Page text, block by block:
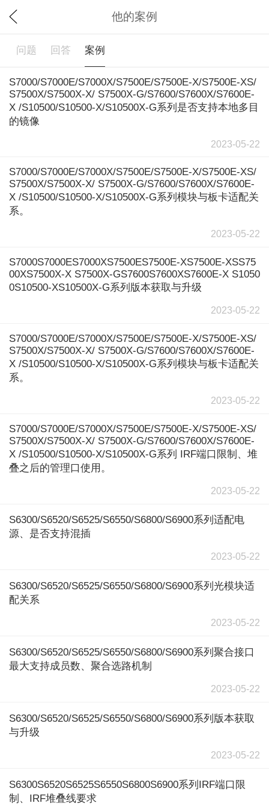
他的案例
问题 回答 案例
S7000/S7000E/S7000X/S7500E/S7500E-X/S7500E-XS/
S7500X/S7500X-X/ S7500X-G/S7600/S7600X/S7600E-
X /S10500/S10500-X/S10500X-G系列是否支持本地多目
的镜像
2023-05-22
S7000/S7000E/S7000X/S7500E/S7500E-X/S7500E-XS/
S7500X/S7500X-X/ S7500X-G/S7600/S7600X/S7600E-
X /S10500/S10500-X/S10500X-G系列模块与板卡适配关
系。
2023-05-22
S7000S7000ES7000XS7500ES7500E-XS7500E-XSS75
00XS7500X-X S7500X-GS7600S7600XS7600E-X S1050
0S10500-XS10500X-G系列版本获取与升级
2023-05-22
S7000/S7000E/S7000X/S7500E/S7500E-X/S7500E-XS/
S7500X/S7500X-X/ S7500X-G/S7600/S7600X/S7600E-
X /S10500/S10500-X/S10500X-G系列模块与板卡适配关
系。
2023-05-22
S7000/S7000E/S7000X/S7500E/S7500E-X/S7500E-XS/
S7500X/S7500X-X/ S7500X-G/S7600/S7600X/S7600E-
X /S10500/S10500-X/S10500X-G系列 IRF端口限制、堆
叠之后的管理口使用。
2023-05-22
S6300/S6520/S6525/S6550/S6800/S6900系列适配电
源、是否支持混插
2023-05-22
S6300/S6520/S6525/S6550/S6800/S6900系列光模块适
配关系
2023-05-22
S6300/S6520/S6525/S6550/S6800/S6900系列聚合接口
最大支持成员数、聚合选路机制
2023-05-22
S6300/S6520/S6525/S6550/S6800/S6900系列版本获取
与升级
2023-05-22
S6300S6520S6525S6550S6800S6900系列IRF端口限
制、IRF堆叠线要求